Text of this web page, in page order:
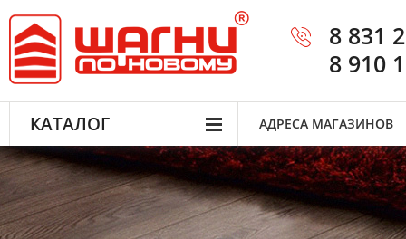
8 831
8 910
КАТАЛОГ АДРЕСА МАГАЗИНОВ